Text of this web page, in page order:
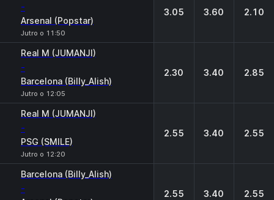
-
Arsenal (Popstar)
Jutro o 11:50
3.05 3.60 2.10
Real M (JUMANJI)
-
Barcelona (Billy_Alish)
Jutro o 12:05
2.30 3.40 2.85
Real M (JUMANJI)
-
PSG (SMILE)
Jutro o 12:20
2.55 3.40 2.55
Barcelona (Billy_Alish)
- 2.55 3.40 2.55